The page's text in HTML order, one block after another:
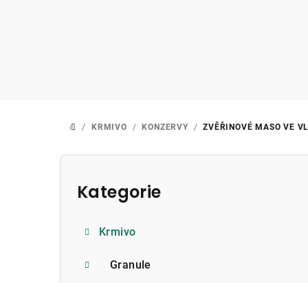
DOMŮ
/ KRMIVO / KONZERVY / ZVĚŘINOVÉ MASO VE
P
Přeskočit
kategorie
Kategorie
Krmivo
Granule